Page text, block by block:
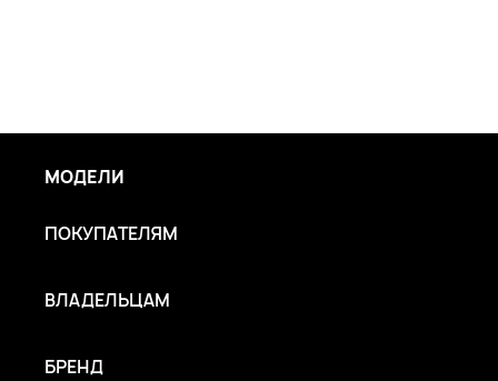
МОДЕЛИ
ПОКУПАТЕЛЯМ
ВЛАДЕЛЬЦАМ
БРЕНД